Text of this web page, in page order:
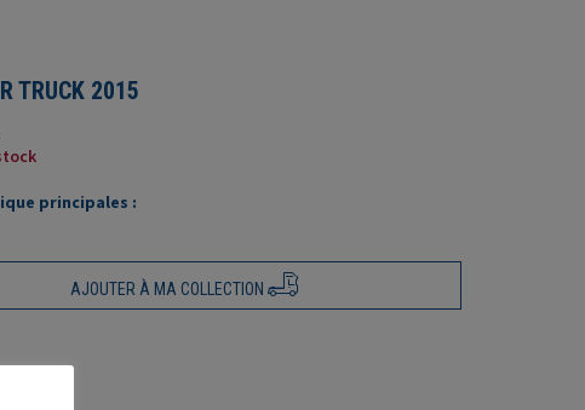
TRUCK 2015
principales :
AJOUTER À MA COLLECTION